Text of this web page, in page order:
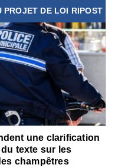
PROJET DE LOI RIPOST
une clarification
texte sur les
champêtres